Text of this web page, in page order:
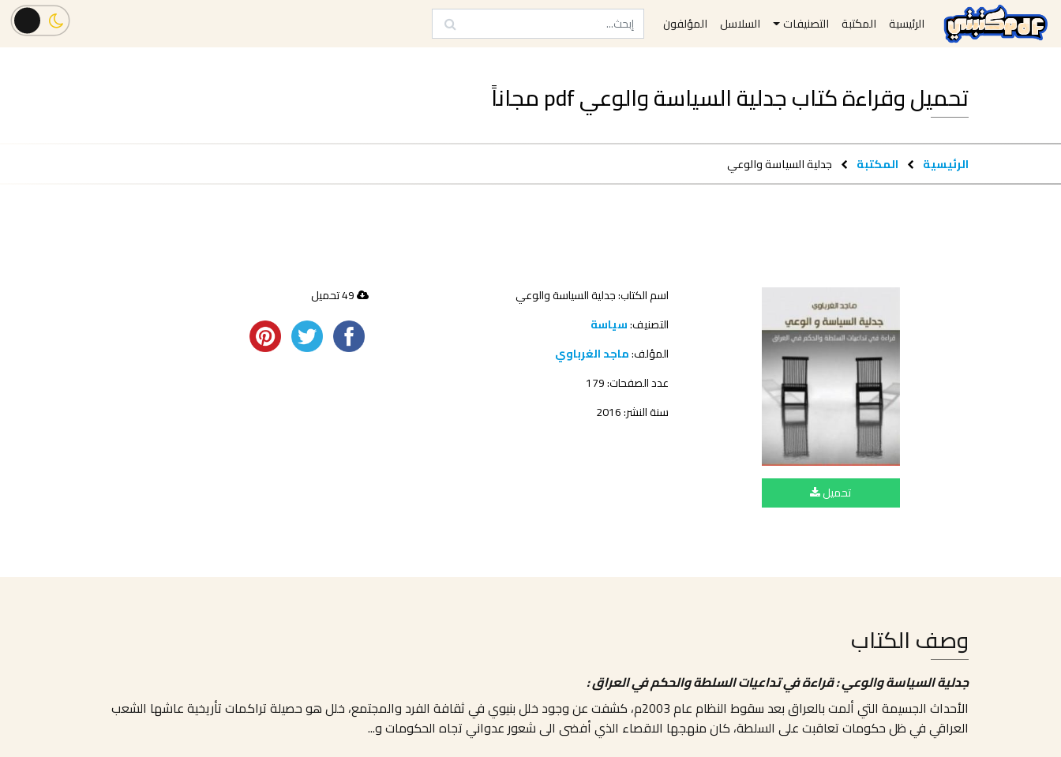
الرئيسية المكتبة التصنيفات السلاسل المؤلفون
تحميل وقراءة كتاب جدلية السياسة والوعي pdf مجاناً
الرئيسية المكتبة جدلية السياسة والوعي
تحميل
اسم الكتاب: جدلية السياسة والوعي
التصنيف:سياسة
المؤلف:ماجد الغرباوي
عدد الصفحات: 179
سنة النشر: 2016
وصف الكتاب
جدلية السياسة والوعي : قراءة في تداعيات السلطة والحكم في العراق :
الأحداث الجسيمة التي ألمت بالعراق بعد سقوط النظام عام 2003م، كشفت عن وجود خلل بنيوي في ثقافة الفرد والمجتمع، خلل هو حصيلة تراكمات تأريخية عاشها الشعب
العراقي في ظل حكومات تعاقبت على السلطة، كان منهجها الاقصاء الذي أفضى الى شعور عدواني تجاه الحكومات و...